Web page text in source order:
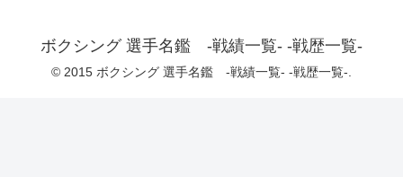
ボクシング 選手名鑑 -戦績一覧- -戦歴一覧-
© 2015 ボクシング 選手名鑑 -戦績一覧- -戦歴一覧-.